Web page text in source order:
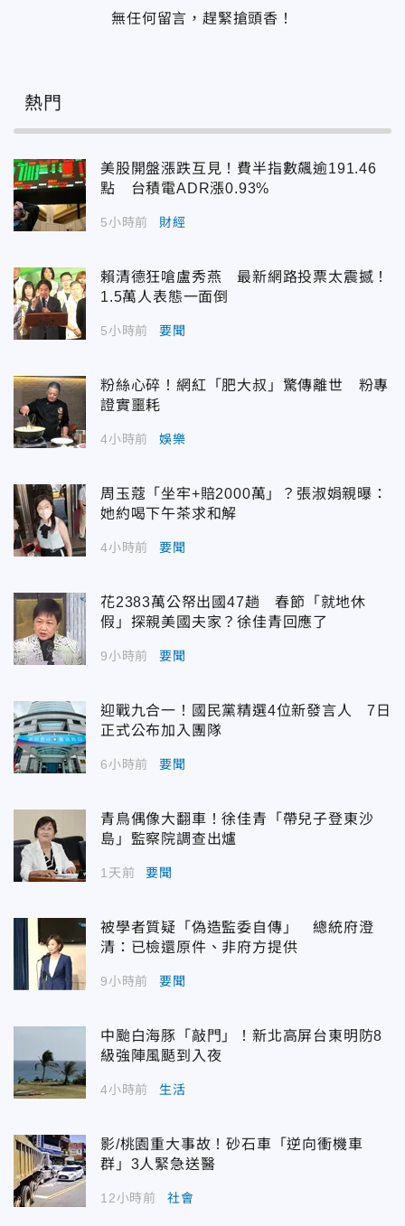
無任何留言，趕緊搶頭香！
熱門
美股開盤漲跌互見！費半指數飆逾191.46
點 台積電ADR漲0.93%
5小時前 財經
賴清德狂嗆盧秀燕 最新網路投票太震撼！
1.5萬人表態一面倒
5小時前 要聞
粉絲心碎！網紅「肥大叔」驚傳離世 粉專
證實噩耗
4小時前 娛樂
周玉蔻「坐牢+賠2000萬」？張淑娟親曝：
她約喝下午茶求和解
4小時前 要聞
花2383萬公帑出國47趟 春節「就地休
假」探親美國夫家？徐佳青回應了
9小時前 要聞
迎戰九合一！國民黨精選4位新發言人 7日
正式公布加入團隊
6小時前 要聞
青鳥偶像大翻車！徐佳青「帶兒子登東沙
島」監察院調查出爐
1天前 要聞
被學者質疑「偽造監委自傳」 總統府澄
清：已檢還原件、非府方提供
9小時前 要聞
中颱白海豚「敲門」！新北高屏台東明防8
級強陣風颳到入夜
4小時前 生活
影/桃園重大事故！砂石車「逆向衝機車
群」3人緊急送醫
12小時前 社會